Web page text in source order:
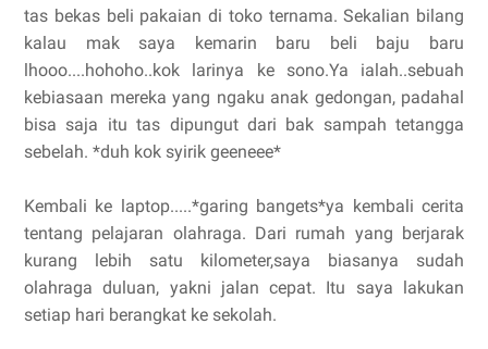
tas bekas beli pakaian di toko ternama. Sekalian bilang
kalau mak saya kemarin baru beli baju baru
lhooo....hohoho..kok larinya ke sono.Ya ialah..sebuah
kebiasaan mereka yang ngaku anak gedongan, padahal
bisa saja itu tas dipungut dari bak sampah tetangga
sebelah. *duh kok syirik geeneee*
Kembali ke laptop.....*garing bangets*ya kembali cerita
tentang pelajaran olahraga. Dari rumah yang berjarak
kurang lebih satu kilometer,saya biasanya sudah
olahraga duluan, yakni jalan cepat. Itu saya lakukan
setiap hari berangkat ke sekolah.